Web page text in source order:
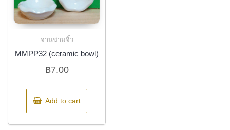
จานชามจิ๋ว
MMPP32 (ceramic bowl)
฿7.00
Add to cart